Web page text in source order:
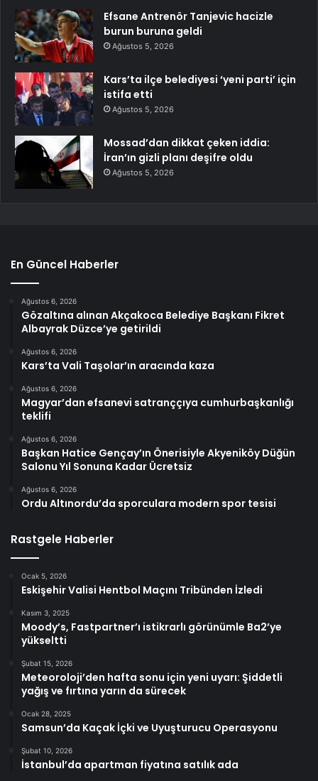
Efsane Antrenör Tanjevic hacizle
burun buruna geldi
Ağustos 5, 2026
Kars’ta ilçe belediyesi ‘yeni parti’ için
istifa etti
Ağustos 5, 2026
Mossad’dan dikkat çeken iddia:
İran’ın gizli planı deşifre oldu
Ağustos 5, 2026
En Güncel Haberler
Ağustos 6, 2026
Gözaltına alınan Akçakoca Belediye Başkanı Fikret
Albayrak Düzce’ye getirildi
Ağustos 6, 2026
Kars’ta Vali Taşolar’ın aracında kaza
Ağustos 6, 2026
Magyar’dan efsanevi satranççıya cumhurbaşkanlığı
teklifi
Ağustos 6, 2026
Başkan Hatice Gençay’ın Önerisiyle Akyeniköy Düğün
Salonu Yıl Sonuna Kadar Ücretsiz
Ağustos 6, 2026
Ordu Altınordu’da sporculara modern spor tesisi
Rastgele Haberler
Ocak 5, 2026
Eskişehir Valisi Hentbol Maçını Tribünden İzledi
Kasım 3, 2025
Moody’s, Fastpartner’ı istikrarlı görünümle Ba2’ye
yükseltti
Şubat 15, 2026
Meteoroloji’den hafta sonu için yeni uyarı: Şiddetli
yağış ve fırtına yarın da sürecek
Ocak 28, 2025
Samsun’da Kaçak İçki ve Uyuşturucu Operasyonu
Şubat 10, 2026
İstanbul’da apartman fiyatına satılık ada